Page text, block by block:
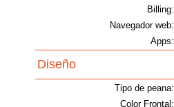
Billing:
Navegador web:
Apps:
Diseño
Tipo de peana:
Color Frontal: